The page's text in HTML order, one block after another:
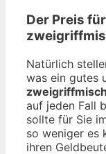
Der Preis
Natürlich
was ein gutes
auf jeden Fall
sollte für Sie
so weniger es
ihren